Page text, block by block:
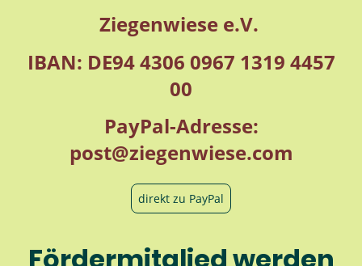
Ziegenwiese e.V.
IBAN: DE94 4306 0967 1319 4457
00
PayPal-Adresse:
post@ziegenwiese.com
direkt zu PayPal